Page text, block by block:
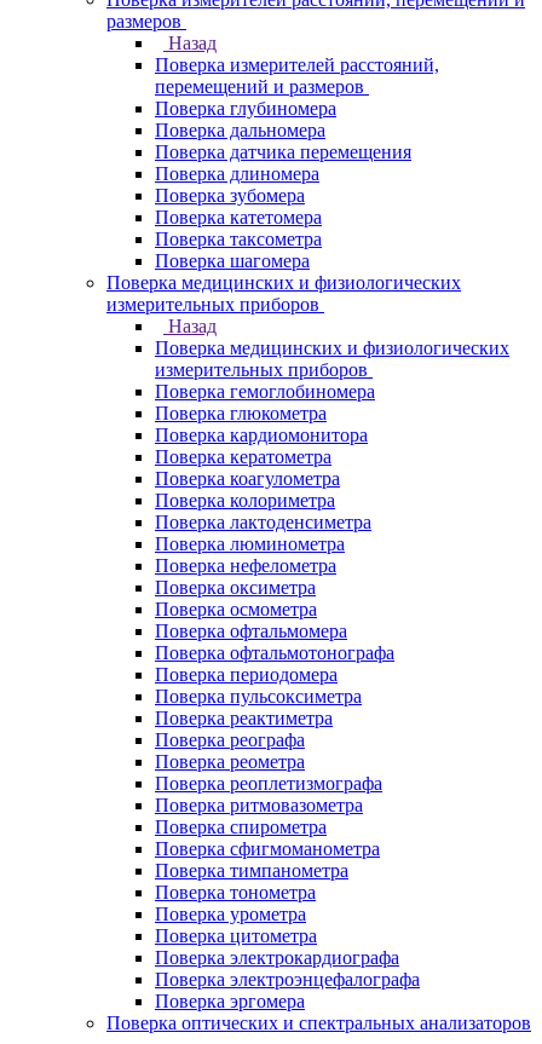
размеров
Назад
Поверка измерителей расстояний,
перемещений и размеров
Поверка глубиномера
Поверка дальномера
Поверка датчика перемещения
Поверка длиномера
Поверка зубомера
Поверка катетомера
Поверка таксометра
Поверка шагомера
Поверка медицинских и физиологических
измерительных приборов
Назад
Поверка медицинских и физиологических
измерительных приборов
Поверка гемоглобиномера
Поверка глюкометра
Поверка кардиомонитора
Поверка кератометра
Поверка коагулометра
Поверка колориметра
Поверка лактоденсиметра
Поверка люминометра
Поверка нефелометра
Поверка оксиметра
Поверка осмометра
Поверка офтальмомера
Поверка офтальмотонографа
Поверка периодомера
Поверка пульсоксиметра
Поверка реактиметра
Поверка реографа
Поверка реометра
Поверка реоплетизмографа
Поверка ритмовазометра
Поверка спирометра
Поверка сфигмоманометра
Поверка тимпанометра
Поверка тонометра
Поверка урометра
Поверка цитометра
Поверка электрокардиографа
Поверка электроэнцефалографа
Поверка эргомера
Поверка оптических и спектральных анализаторов